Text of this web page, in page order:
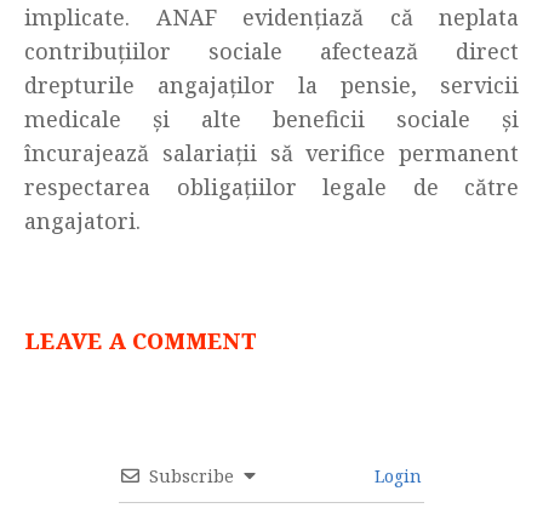
implicate. ANAF evidențiază că neplata
contribuțiilor sociale afectează direct
drepturile angajaților la pensie, servicii
medicale și alte beneficii sociale și
încurajează salariații să verifice permanent
respectarea obligațiilor legale de către
angajatori.
LEAVE A COMMENT
Subscribe Login